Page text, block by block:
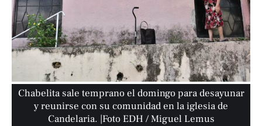
Chabelita sale temprano el domingo para desayunar
y reunirse con su comunidad en la iglesia de
Candelaria. |Foto EDH / Miguel Lemus